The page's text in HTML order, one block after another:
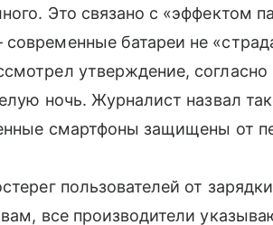
Это связано с «эффектом
батареи не
утверждение, согласно
ночь. Журналист назвал
смартфоны защищены от
пользователей от
все производители